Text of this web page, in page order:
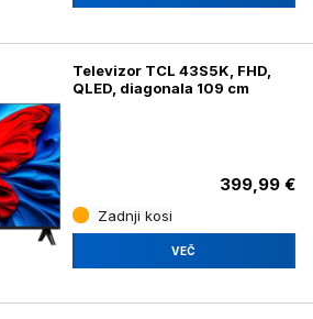
Televizor TCL 43S5K, FHD,
QLED, diagonala 109 cm
399,99 €
Zadnji kosi
VEČ